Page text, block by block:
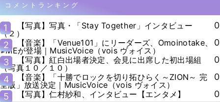
コメントランキング
1
【写真】写真・「Stay Together」インタビュー
（２）
0
2
【音楽】「Venue101」にリーダーズ、Omoinotake、
≠MEが登場｜MusicVoice（vois ヴォイス）
0
3
【写真】紅白出場者決定、会見に出席した初出場組
（写真１０／１０）
0
4
【音楽】「十勝でロックを切り拓ひらく～ZION～ 完
全版」放送決定｜MusicVoice（vois ヴォイス）
0
5
【写真】仁村紗和、インタビュー【エンタメ】 0